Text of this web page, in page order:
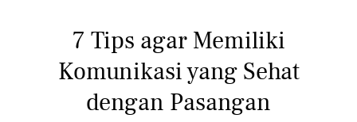
7 Tips agar Memiliki
Komunikasi yang Sehat
dengan Pasangan